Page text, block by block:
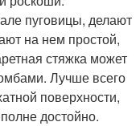
пуговицы, делают
на нем простой,
стяжка может
Лучше всего
поверхности,
достойно.